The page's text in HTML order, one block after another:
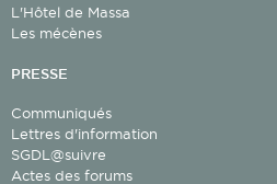
L'Hôtel de Massa
Les mécènes
PRESSE
Communiqués
Lettres d'information
SGDL@suivre
Actes des forums